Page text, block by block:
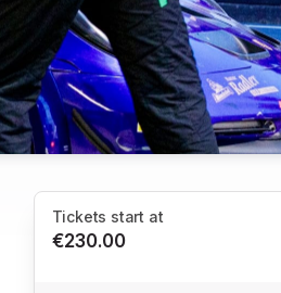
Tickets start at
€230.00